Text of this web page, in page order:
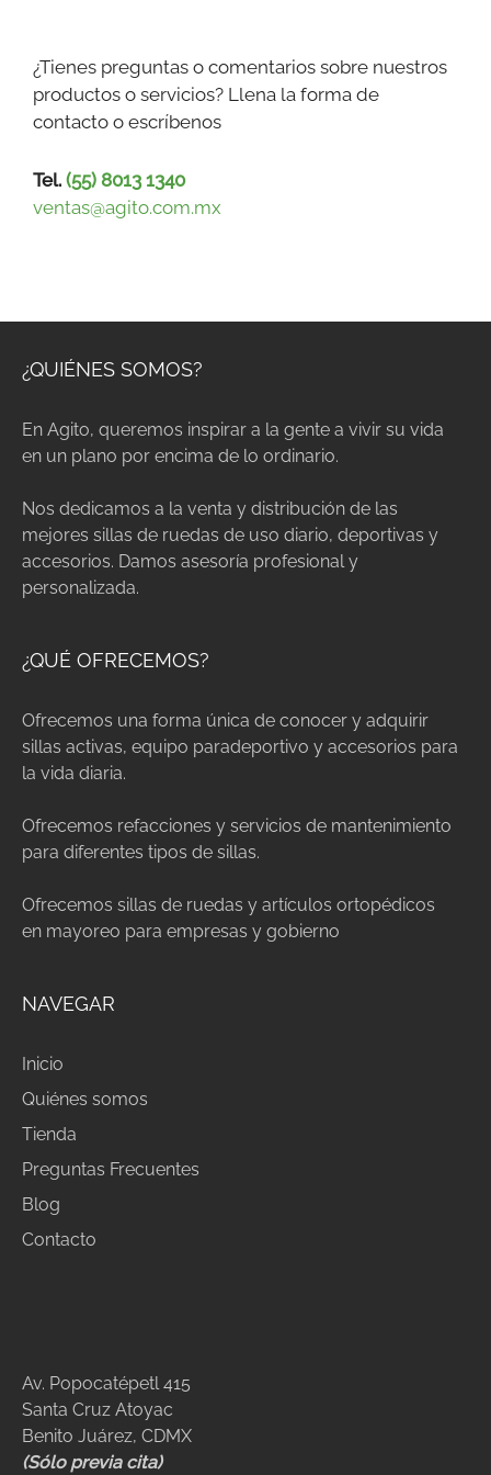
e
l
d
l
a
¿Tienes preguntas o comentarios sobre nuestros
productos o servicios? Llena la forma de
contacto o escríbenos
Tel. (55) 8013 1340
ventas@agito.com.mx
¿QUIÉNES SOMOS?
En Agito, queremos inspirar a la gente a vivir su vida
en un plano por encima de lo ordinario.
Nos dedicamos a la venta y distribución de las
mejores sillas de ruedas de uso diario, deportivas y
accesorios. Damos asesoría profesional y
personalizada.
¿QUÉ OFRECEMOS?
Ofrecemos una forma única de conocer y adquirir
sillas activas, equipo paradeportivo y accesorios para
la vida diaria.
Ofrecemos refacciones y servicios de mantenimiento
para diferentes tipos de sillas.
Ofrecemos sillas de ruedas y artículos ortopédicos
en mayoreo para empresas y gobierno
NAVEGAR
Inicio
Quiénes somos
Tienda
Preguntas Frecuentes
Blog
Contacto
Av. Popocatépetl 415
Santa Cruz Atoyac
Benito Juárez, CDMX
(Sólo previa cita)